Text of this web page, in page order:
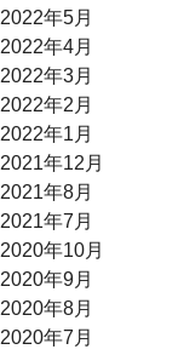
2022年5月
2022年4月
2022年3月
2022年2月
2022年1月
2021年12月
2021年8月
2021年7月
2020年10月
2020年9月
2020年8月
2020年7月